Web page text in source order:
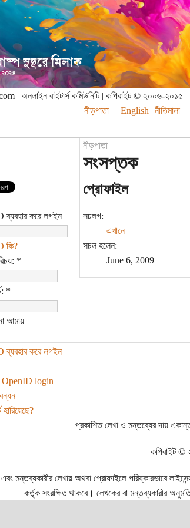
| অনলাইন রাইটার্স কমিউনিটি | কপিরাইট © ২০০৬-২০১৫
নীড়পাতা
English নীতিমালা
করে লগইন
কি?
*
*
আমায়
করে লগইন
OpenID login
হারিয়েছে?
নীড়পাতা
সংসপ্তক
প্রোফাইল
সচলগ:
এখানে
সচল হলেন:
June 6, 2009
প্রকাশিত লেখা ও মন্তব্যের দায়
কপিরাইট ©
মন্তব্যকারীর লেখায় অথবা প্রোফাইলে পরিষ্কারভাবে
কর্তৃক সংরক্ষিত থাকবে। লেখকের বা মন্তব্যকারীর